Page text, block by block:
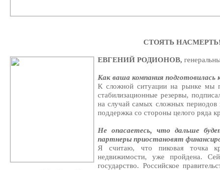
СТОЯТЬ
ЕВГЕНИЙ РОДИОНОВ,
Как ваша компания подготовилась
К сложной ситуации на рынке мы
стабилизационные резервы,
на случай самых сложных периодов
поддержка со стороны целого ряда
Не опасаетесь, что дальше
партнеры приостановят
Я считаю, что пиковая точка
недвижимости, уже пройдена.
государство. Российское